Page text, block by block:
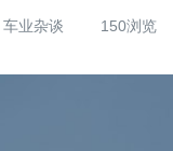
业杂谈 150浏览